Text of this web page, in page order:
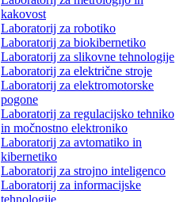
kakovost
Laboratorij za robotiko
Laboratorij za biokibernetiko
Laboratorij za slikovne tehnologije
Laboratorij za električne stroje
Laboratorij za elektromotorske
pogone
Laboratorij za regulacijsko tehniko
in močnostno elektroniko
Laboratorij za avtomatiko in
kibernetiko
Laboratorij za strojno inteligenco
Laboratorij za informacijske
tehnologije